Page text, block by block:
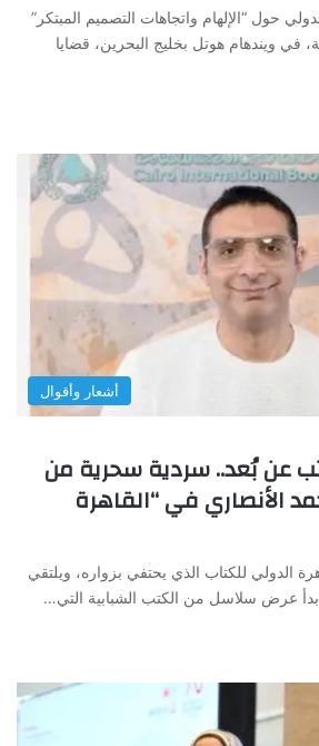
حول “الإلهام واتجاهات التصميم المبتكر”
في ويندهام هوتل بخليج البحرين، قضايا
أشعار وأقوال
عن بُعد.. سردية سحرية من
الأنصاري في “القاهرة
الدولي للكتاب الذي يحتفي بزواره، ويلتقي
بدأ عرض سلاسل من الكتب الشبابية التي…